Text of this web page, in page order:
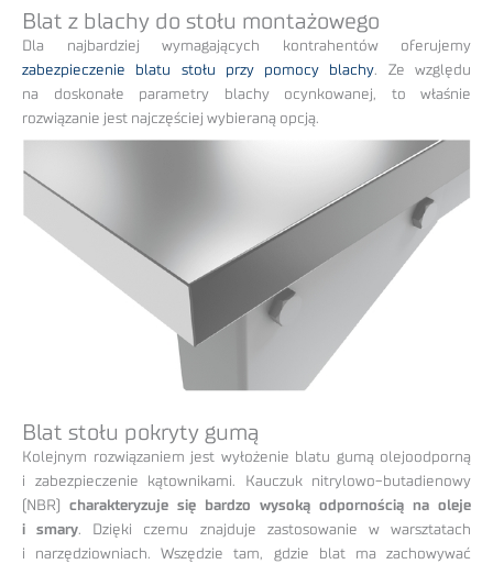
Blat z blachy do stołu montażowego
Dla najbardziej wymagających kontrahentów oferujemy
zabezpieczenie blatu stołu przy pomocy blachy. Ze względu
na doskonałe parametry blachy ocynkowanej, to właśnie
rozwiązanie jest najczęściej wybieraną opcją.
Blat stołu pokryty gumą
Kolejnym rozwiązaniem jest wyłożenie blatu gumą olejoodporną
i zabezpieczenie kątownikami. Kauczuk nitrylowo-butadienowy
(NBR) charakteryzuje się bardzo wysoką odpornością na oleje
i smary. Dzięki czemu znajduje zastosowanie w warsztatach
i narzędziowniach. Wszędzie tam, gdzie blat ma zachowywać